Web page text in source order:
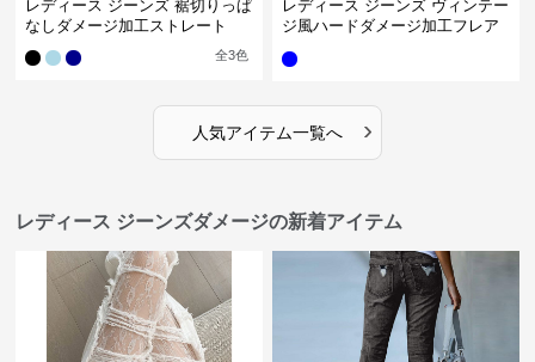
レディース ジーンズ 裾切りっぱ
なしダメージ加工ストレート
全3色
レディース ジーンズ ヴィンテー
ジ風ハードダメージ加工フレア
人気アイテム一覧へ ›
レディース ジーンズダメージの新着アイテム